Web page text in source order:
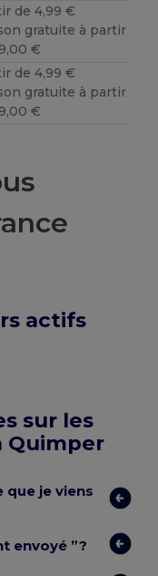
de 4,99 €
gratuite à partir
€
de 4,99 €
gratuite à partir
€
actifs
sur les
Quimper
que je viens
envoyé ”?